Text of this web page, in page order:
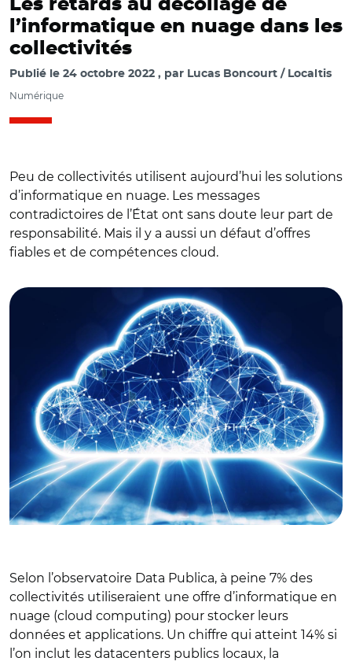
Les retards au décollage de
l’informatique en nuage dans les
collectivités
Publié le 24 octobre 2022 par Lucas Boncourt / Localtis
Numérique
Peu de collectivités utilisent aujourd’hui les solutions
d’informatique en nuage. Les messages
contradictoires de l’État ont sans doute leur part de
responsabilité. Mais il y a aussi un défaut d’offres
fiables et de compétences cloud.
Selon l’observatoire Data Publica, à peine 7% des
collectivités utiliseraient une offre d’informatique en
nuage (cloud computing) pour stocker leurs
données et applications. Un chiffre qui atteint 14% si
l’on inclut les datacenters publics locaux, la